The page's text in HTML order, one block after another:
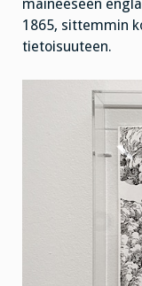
maineeseen
1865, sittemmin
tietoisuuteen.